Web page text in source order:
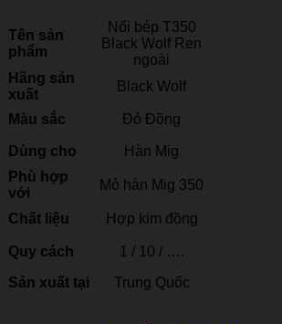
Tên sản
phẩm
Nối bép T350
Black Wolf Ren
ngoài
Hãng sản
xuất
Black Wolf
Màu sắc Đỏ Đồng
Dùng cho
Hàn Mig
Phù hợp
với
Mỏ hàn Mig 350
Chất liệu Hợp kim đồng
Quy cách
1 / 10 / ….
Sản xuất tại
Trung Quốc